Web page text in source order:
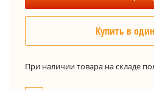
Купить в
При наличии товара на складе